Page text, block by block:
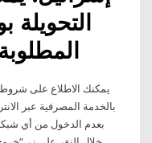
التحويلة
يمكنك الاطلاع على شروط
بالخدمة المصرفية عبر
بعدم الدخول من أي